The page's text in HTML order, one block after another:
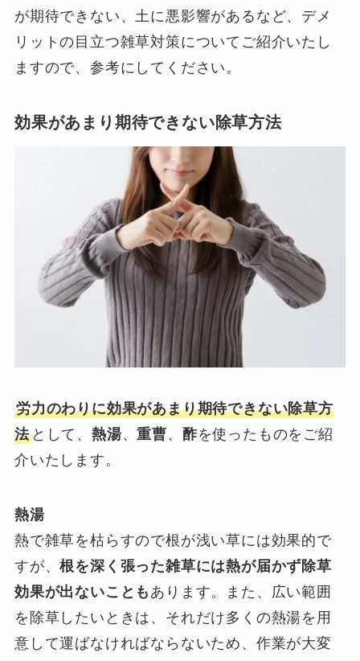
が期待できない、土に悪影響があるなど、デメ
リットの目立つ雑草対策についてご紹介いたし
ますので、参考にしてください。
効果があまり期待できない除草方法
労力のわりに効果があまり期待できない除草方
法として、 熱湯、重曹、 酢を使ったものをご紹
介いたします。
熱湯
熱で雑草を枯らすので根が浅い草には効果的で
すが、根を深く張った雑草には熱が届かず除草
効果が出ないことも あります。また、広い範囲
を除草したいときは、それだけ多くの熱湯を用
意して運ばなければならないため、作業が大変